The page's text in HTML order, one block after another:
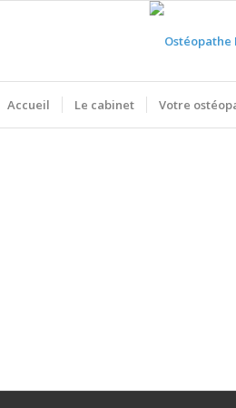
Accueil Le cabinet Votre